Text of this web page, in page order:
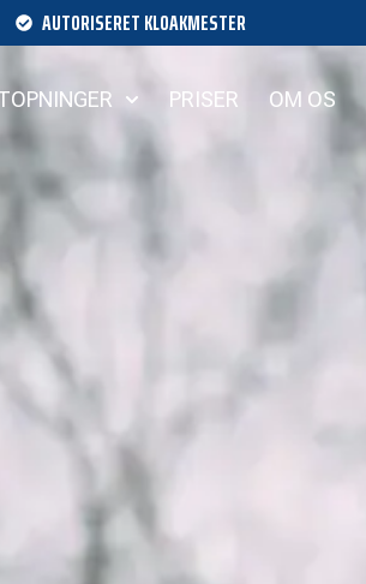
AUTORISERET KLOAKMESTER
PRISER OM OS